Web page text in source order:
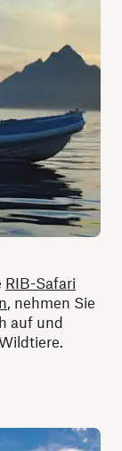
RIB-Safari
, nehmen Sie
auf und